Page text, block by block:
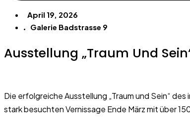
April 19, 2026
Galerie Badstrasse 9
Ausstellung „Traum Und
Die erfolgreiche Ausstellung „Traum und Sein“
stark besuchten Vernissage Ende März mit über